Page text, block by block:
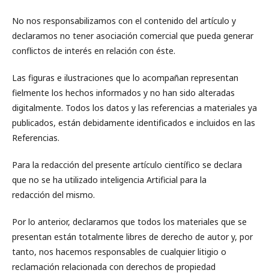
No nos responsabilizamos con el contenido del artículo y
declaramos no tener asociación comercial que pueda generar
conflictos de interés en relación con éste.
Las figuras e ilustraciones que lo acompañan representan
fielmente los hechos informados y no han sido alteradas
digitalmente. Todos los datos y las referencias a materiales ya
publicados, están debidamente identificados e incluidos en las
Referencias.
Para la redacción del presente artículo científico se declara
que no se ha utilizado inteligencia Artificial para la
redacción del mismo.
Por lo anterior, declaramos que todos los materiales que se
presentan están totalmente libres de derecho de autor y, por
tanto, nos hacemos responsables de cualquier litigio o
reclamación relacionada con derechos de propiedad